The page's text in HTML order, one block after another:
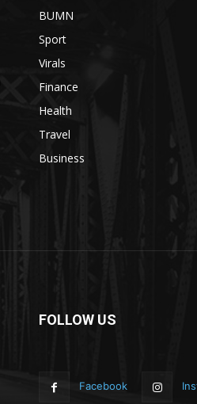
BUMN
Sport
Virals
Finance
Health
Travel
Business
FOLLOW US
Facebook